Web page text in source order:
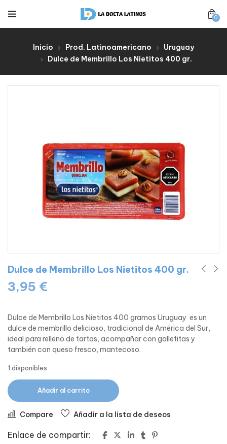
0
Inicio Prod. Latinoamericano
Uruguay
Dulce de Membrillo Los Nietitos 400 gr.
Dulce de Membrillo Los Nietitos 400 gr.
3,95 €
Dulce de Membrillo Los Nietitos 400 gramos Uruguay es un
dulce de membrillo delicioso, tradicional de América del Sur,
ideal para relleno de tartas, acompañar con galletitas y
también con queso fresco, mantecoso.
1 disponibles
Añadir al carrito
Compare Añadir a la lista de deseos
Enlace de compartir: